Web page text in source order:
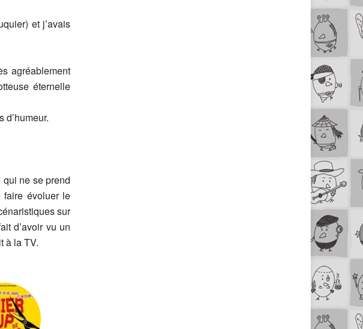
et j’avais
agréablement
éternelle
ne se prend
faire évoluer le
sur
d’avoir vu un
à la TV.